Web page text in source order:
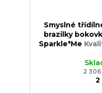
Smyslné
brazilky
Sparkle*Me
2 306
2